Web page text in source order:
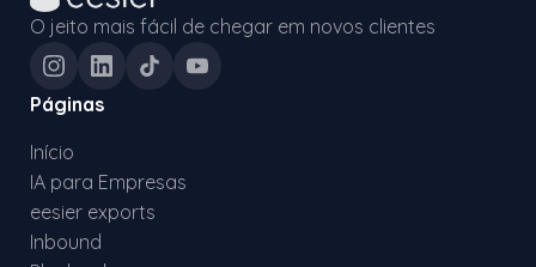
O jeito mais fácil de chegar em novos clientes
Páginas
Início
IA para Empresas
eesier exports
Inbound